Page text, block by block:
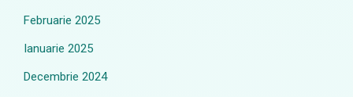
Februarie 2025
Ianuarie 2025
Decembrie 2024